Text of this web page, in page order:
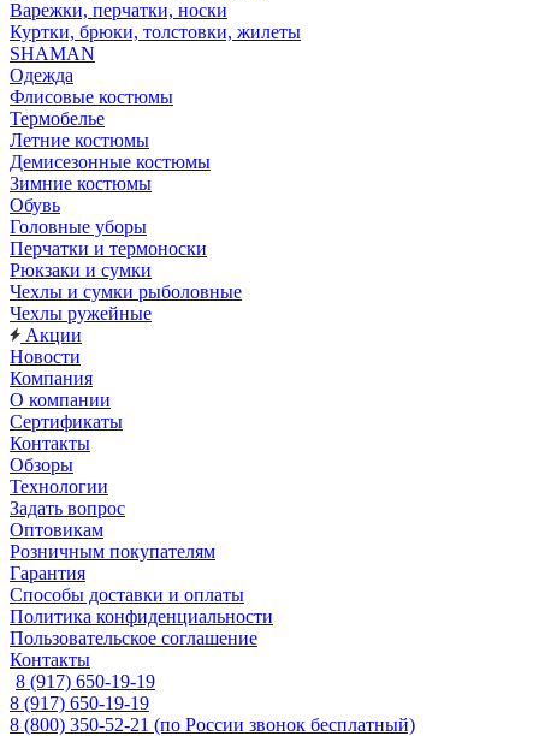
Варежки, перчатки, носки
Куртки, брюки, толстовки, жилеты
SHAMAN
Одежда
Флисовые костюмы
Термобелье
Летние костюмы
Демисезонные костюмы
Зимние костюмы
Обувь
Головные уборы
Перчатки и термоноски
Рюкзаки и сумки
Чехлы и сумки рыболовные
Чехлы ружейные
Акции
Новости
Компания
О компании
Сертификаты
Контакты
Обзоры
Технологии
Задать вопрос
Оптовикам
Розничным покупателям
Гарантия
Способы доставки и оплаты
Политика конфиденциальности
Пользовательское соглашение
Контакты
8 (917) 650-19-19
8 (917) 650-19-19
8 (800) 350-52-21 (по России звонок бесплатный)